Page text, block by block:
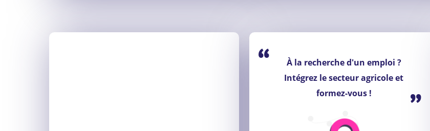
“
À la recherche d'un emploi ?
Intégrez le secteur agricole et
formez-vous !
”